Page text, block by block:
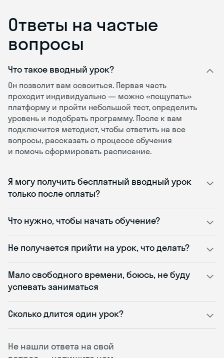
Ответы на частые
вопросы
Не нашли ответа на свой
Что такое вводный урок?
Он позволит вам освоиться. Первая часть
проходит индивидуально — можно «пощупать»
платформу и пройти небольшой тест, определить
уровень и подобрать программу. После к вам
подключится методист, чтобы ответить на все
вопросы, рассказать о процессе обучения
и помочь сформировать расписание.
Я могу получить бесплатный вводный урок
только после оплаты?
Что нужно, чтобы начать обучение?
Не получается прийти на урок, что делать?
Мало свободного времени, боюсь, не буду
успевать заниматься
Сколько длится один урок?